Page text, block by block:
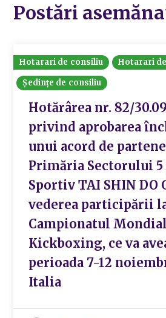
Postări
Hotarari de consiliu
Hotarari
Ședințe de consiliu
Hotărârea nr. 82/
privind aprobarea
unui acord de
Primăria Sectorului 5
Sportiv TAI SHIN DO
vederea participării
Campionatul
Kickboxing, ce va
perioada 7-12
Italia